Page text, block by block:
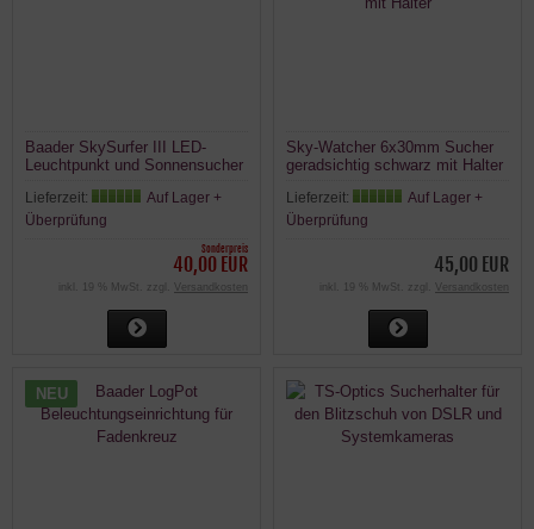
Baader SkySurfer III LED-
Leuchtpunkt und Sonnensucher
Lieferzeit:
Auf Lager +
Überprüfung
Sonderpreis
40,00 EUR
inkl. 19 % MwSt. zzgl. Versandkosten
Sky-Watcher 6x30mm Sucher
geradsichtig schwarz mit Halter
Lieferzeit:
Auf Lager +
Überprüfung
45,00 EUR
inkl. 19 % MwSt. zzgl. Versandkosten
NEU